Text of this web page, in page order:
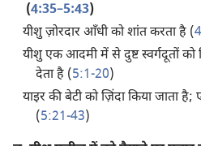
(4:35–5:43)
यीशु ज़ोरदार आँधी को शांत करता है (
यीशु एक आदमी में से दुष्ट स्वर्गदूतों
देता है (5:1-20)
याइर की बेटी को ज़िंदा किया जाता
(5:21-43)